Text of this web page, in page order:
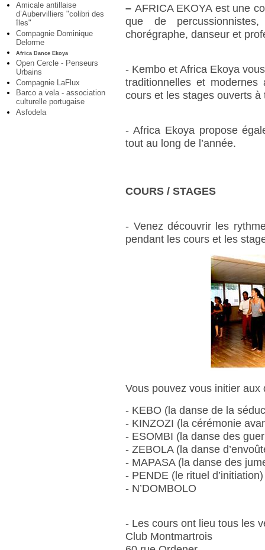
Amicale antillaise
d’Aubervilliers "colibri des
îles"
Compagnie Dominique
Delorme
Africa Dance Ekoya
Open Cercle - Penseurs
Urbains
Compagnie LaFlux
Barco a vela - association
culturelle portugaise
Asfodela
– AFRICA EKOYA est une
que de
chorégraphe, danseur et
- Kembo et Africa Ekoya
traditionnelles et
cours et les stages ouverts à
- Africa Ekoya propose
tout au long de l’année.
COURS / STAGES
- Venez découvrir les
pendant les cours et les
Vous pouvez vous initier aux
- KEBO (la danse de la
- KINZOZI (la cérémonie
- ESOMBI (la danse des
- ZEBOLA (la danse
- MAPASA (la danse des
- PENDE (le rituel d’initiation)
- N’DOMBOLO
- Les cours ont lieu tous les
Club Montmartrois